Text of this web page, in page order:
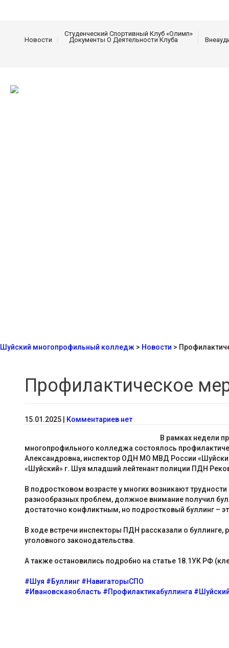
Новости
Студенческий Спортивный Клуб «Олимп»
Документы О Деятельности Клуба
Шуйский многопрофильный колледж > Новости >
Профилактическое
15.01.2025 Комментариев нет
В рамках недели
многопрофильного колледжа состоялось
Александровна, инспектор ОДН МО МВД России
«Шуйский» г. Шуя младший лейтенант полиции ПДН
В подростковом возрасте у многих возникают
разнообразных проблем, должное внимание получил
достаточно конфликтным, но подростковый буллинг –
В ходе встречи инспекторы ПДН рассказали о
уголовного законодательства.
А также остановились подробно на статье 18.1УК РФ
#Шуя #Буллинг #НавигаторыСПО
#Ивановскаяобласть #Профилактикабуллинга